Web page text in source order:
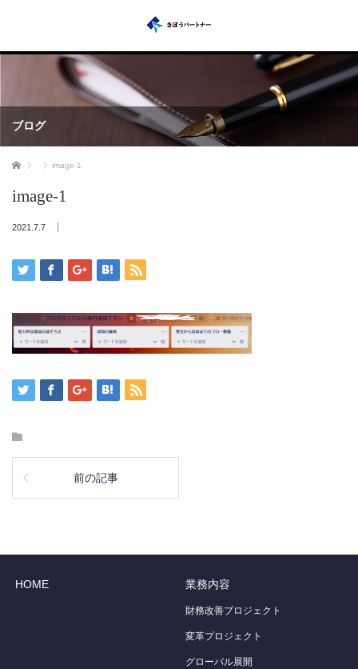
ブログ
ホーム image-1
image-1
2021.7.7
前の記事
HOME 業務内容
財務改善プロジェクト
変革プロジェクト
グローバル展開